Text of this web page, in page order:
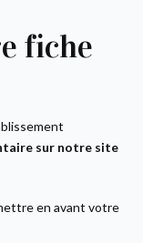
fiche
sur notre site
en avant votre